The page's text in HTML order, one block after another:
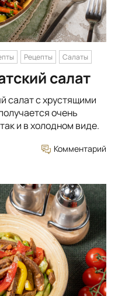
Рецепты Салаты
салат
салат с хрустящими
очень
и в холодном виде.
Комментарий